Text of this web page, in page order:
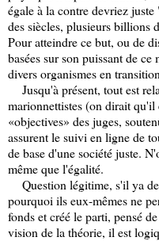
égale à la contre devriez
des siècles, plusieurs billions
Pour atteindre ce but, ou de
basées sur son puissant de
divers organismes en
Jusqu'à présent, tout est
marionnettistes (on dirait qu'il
«objectives» des juges,
assurent le suivi en ligne de
de base d'une société juste.
même que l'égalité.
Question légitime, s'il ya
pourquoi ils eux-mêmes ne
fonds et créé le parti, pensé
vision de la théorie, il est